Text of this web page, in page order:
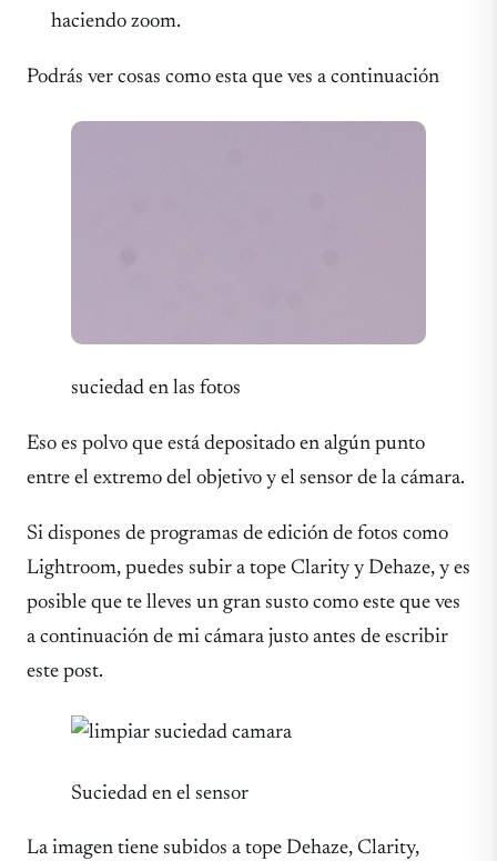
haciendo zoom.
Podrás ver cosas como esta que ves a continuación
suciedad en las fotos
Eso es polvo que está depositado en algún punto
entre el extremo del objetivo y el sensor de la cámara.
Si dispones de programas de edición de fotos como
Lightroom, puedes subir a tope Clarity y Dehaze, y es
posible que te lleves un gran susto como este que ves
a continuación de mi cámara justo antes de escribir
este post.
Suciedad en el sensor
La imagen tiene subidos a tope Dehaze, Clarity,